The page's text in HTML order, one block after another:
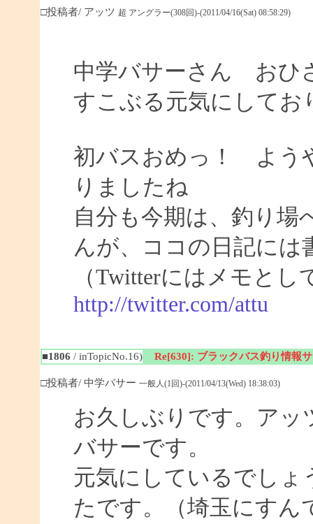
□投稿者/ アッツ 超 アングラー(308回)-(2011/04/16(Sat) 08:58:29)
中学バサーさん おひ
すこぶる元気にしてお
初バスおめっ！ よう
りましたね
自分も今期は、釣り場
んが、ココの日記には
（Twitterにはメモと
http://twitter.com/attu
■1806 / inTopicNo.16) Re[630]: ブラックバス釣り情報
□投稿者/ 中学バサー 一般人(1回)-(2011/04/13(Wed) 18:38:03)
お久しぶりです。アッ
バサーです。
元気にしているでしょ
たです。（埼玉にすん